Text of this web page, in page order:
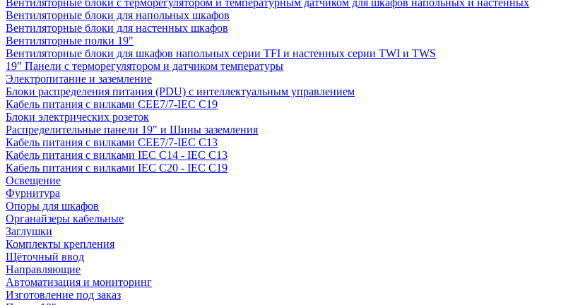
Вентиляторные блоки с терморегулятором и температурным датчиком для шкафов напольных и настенных
Вентиляторные блоки для напольных шкафов
Вентиляторные блоки для настенных шкафов
Вентиляторные полки 19"
Вентиляторные блоки для шкафов напольных серии TFI и настенных серии TWI и TWS
19" Панели с терморегулятором и датчиком температуры
Электропитание и заземление
Блоки распределения питания (PDU) с интеллектуальным управлением
Кабель питания с вилками CEE7/7-IEC C19
Блоки электрических розеток
Распределительные панели 19" и Шины заземления
Кабель питания с вилками CEE7/7-IEC C13
Кабель питания с вилками IEC C14 - IEC C13
Кабель питания с вилками IEC C20 - IEC C19
Освещение
Фурнитура
Опоры для шкафов
Органайзеры кабельные
Заглушки
Комплекты крепления
Щёточный ввод
Направляющие
Автоматизация и мониторинг
Изготовление под заказ